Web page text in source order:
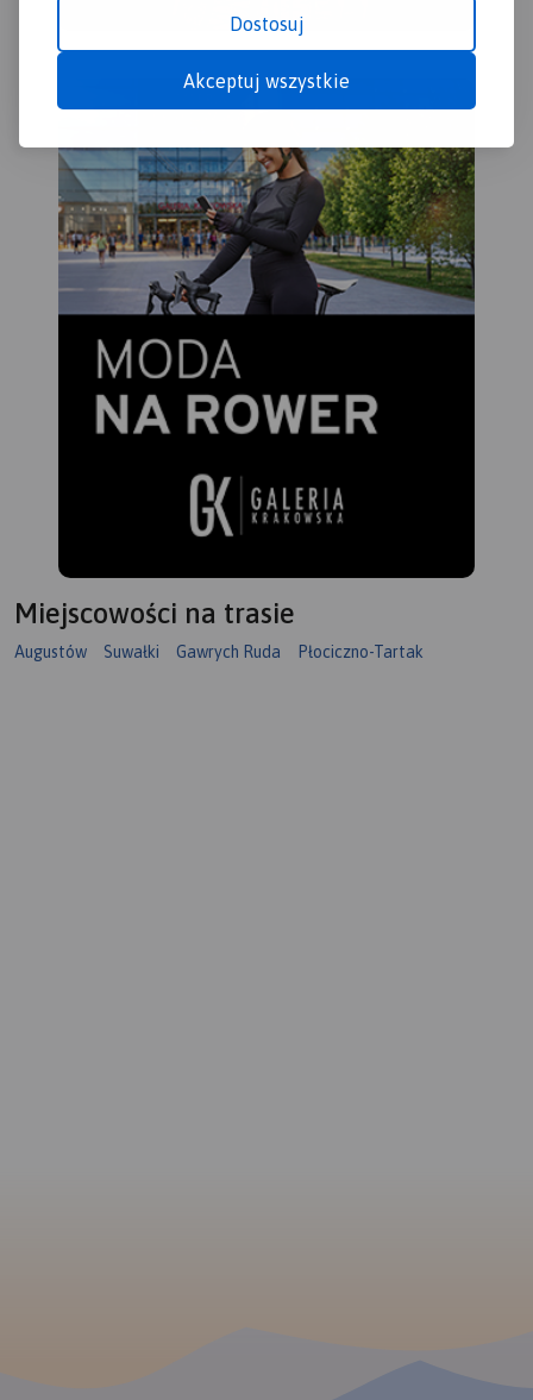
Dostosuj
Akceptuj wszystkie
liczne, okazałe głazy
przetransportowane tu ze
rozległe kompleksy Puszczy
Augustowskiej, okalającej
większą część linii brzegowej
Jeziora Wigry.
Obszar ten to idealne miejsce
dla amatorów sportów
spływy kajakowe Czarną
Hańczą. Warto również
wybrać się na spacery i
wycieczki rowerowe po
Rok
Miejscowości na trasie
Augustów Suwałki Gawrych Ruda Płociczno-Tartak